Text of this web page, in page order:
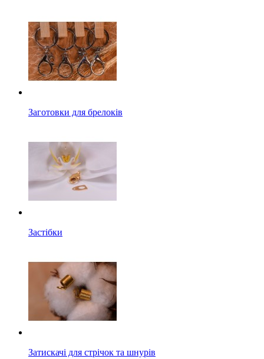
Заготовки для брелоків
Застібки
Затискачі для стрічок та шнурів